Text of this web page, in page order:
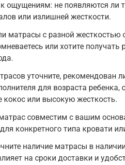
ощущениям: не появляются ли
или излишней жесткости.
матрасы с разной жесткостью
или хотите получать
уточните, рекомендован
для возраста ребенка,
кокос или высокую жесткость.
совместим с вашим
конкретного типа кровати
наличие матрасы в
на сроки доставки и